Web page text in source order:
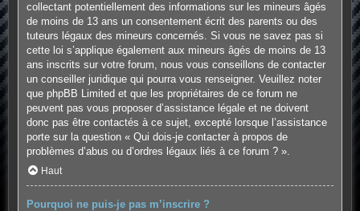
collectant potentiellement des informations sur les mineurs âgés
de moins de 13 ans un consentement écrit des parents ou des
tuteurs légaux des mineurs concernés. Si vous ne savez pas si
cette loi s’applique également aux mineurs âgés de moins de 13
ans inscrits sur votre forum, nous vous conseillons de contacter
un conseiller juridique qui pourra vous renseigner. Veuillez noter
que phpBB Limited et que les propriétaires de ce forum ne
peuvent pas vous proposer d’assistance légale et ne doivent
donc pas être contactés à ce sujet, excepté lorsque l’assistance
porte sur la question « Qui dois-je contacter à propos de
problèmes d’abus ou d’ordres légaux liés à ce forum ? ».
Haut
Pourquoi ne puis-je pas m’inscrire ?